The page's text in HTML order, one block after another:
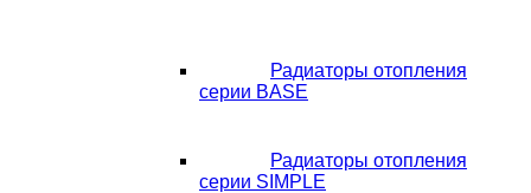
Радиаторы отопления
серии BASE
Радиаторы отопления
серии SIMPLE